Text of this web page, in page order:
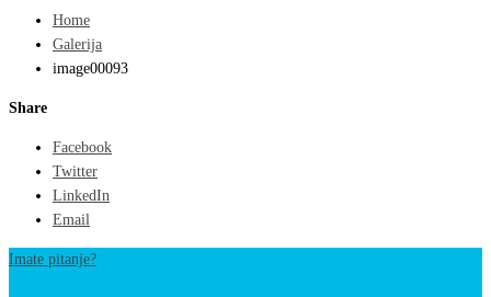
Home
Galerija
image00093
Share
Facebook
Twitter
LinkedIn
Email
Imate pitanje?